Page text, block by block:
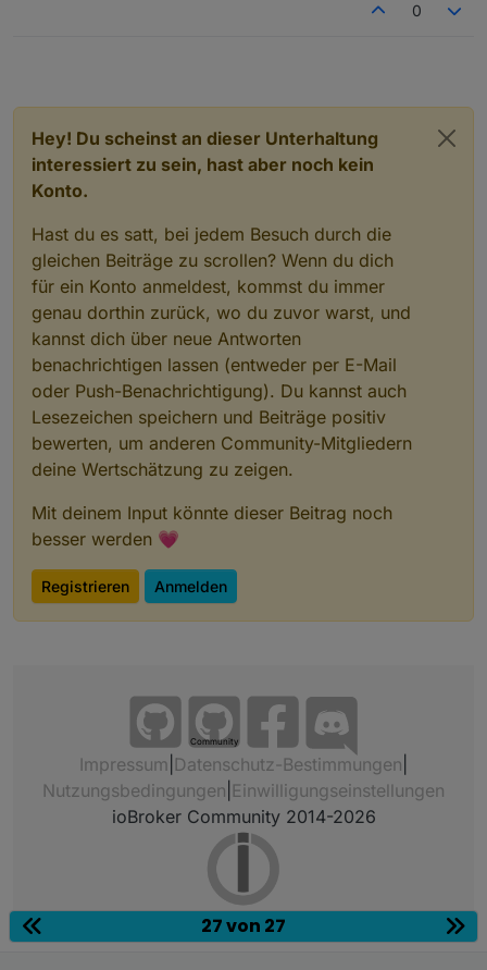
0
Hey! Du scheinst an dieser Unterhaltung
interessiert zu sein, hast aber noch kein
Konto.
Hast du es satt, bei jedem Besuch durch die
gleichen Beiträge zu scrollen? Wenn du dich
für ein Konto anmeldest, kommst du immer
genau dorthin zurück, wo du zuvor warst, und
kannst dich über neue Antworten
benachrichtigen lassen (entweder per E-Mail
oder Push-Benachrichtigung). Du kannst auch
Lesezeichen speichern und Beiträge positiv
bewerten, um anderen Community-Mitgliedern
deine Wertschätzung zu zeigen.
Mit deinem Input könnte dieser Beitrag noch
besser werden 💗
Registrieren Anmelden
Community
Impressum Datenschutz-Bestimmungen
Nutzungsbedingungen Einwilligungseinstellungen
ioBroker Community 2014-2026
27 von 27